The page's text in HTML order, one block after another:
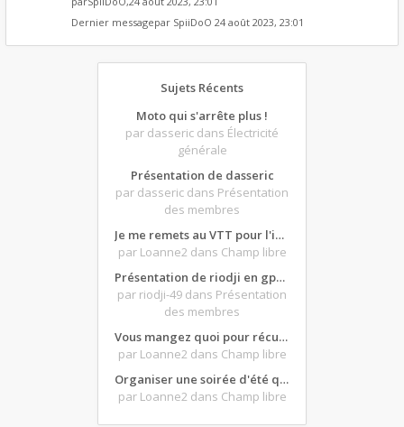
Dernier messagepar SpiiDoO 24 août 2023, 23:01
Sujets Récents
Moto qui s'arrête plus !
par dasseric dans Électricité
générale
Présentation de dasseric
par dasseric dans Présentation
des membres
Je me remets au VTT pour l'intersaison, version électrique
par Loanne2 dans Champ libre
Présentation de riodji en gpz500
par riodji-49 dans Présentation
des membres
Vous mangez quoi pour récupérer après une grosse journée de moto ?
par Loanne2 dans Champ libre
Organiser une soirée d'été qui claque : vos bons plans matos ?
par Loanne2 dans Champ libre